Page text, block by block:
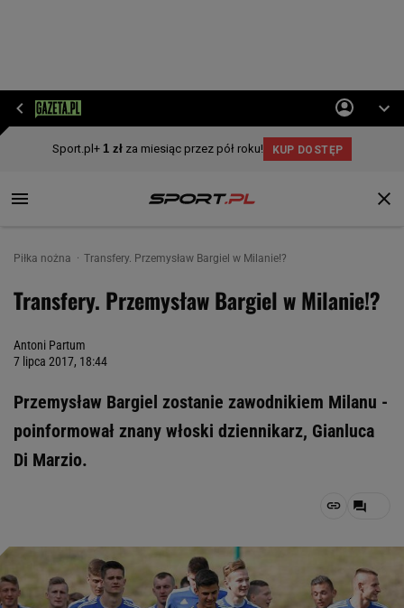
Piłka nożna Transfery. Przemysław Bargiel w Milanie!?
Transfery. Przemysław Bargiel w Milanie!?
Antoni Partum
7 lipca 2017, 18:44
Przemysław Bargiel zostanie zawodnikiem Milanu -
poinformował znany włoski dziennikarz, Gianluca
Di Marzio.